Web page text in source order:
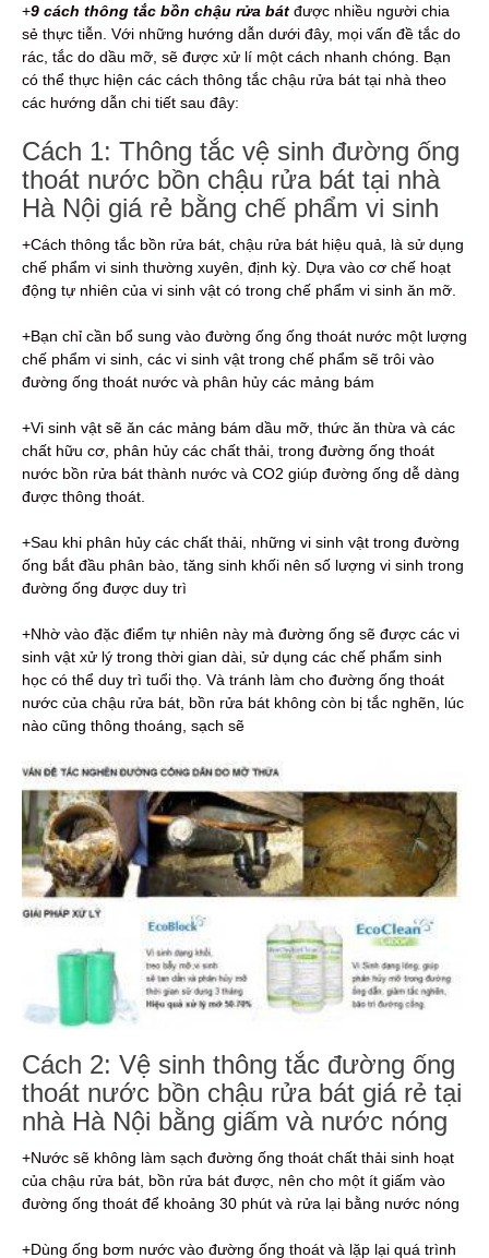
+9 cách thông tắc bồn chậu rửa bát được nhiều người chia
sẻ thực tiễn. Với những hướng dẫn dưới đây, mọi vấn đề tắc do
rác, tắc do dầu mỡ, sẽ được xử lí một cách nhanh chóng. Bạn
có thể thực hiện các cách thông tắc chậu rửa bát tại nhà theo
các hướng dẫn chi tiết sau đây:
Cách 1: Thông tắc vệ sinh đường ống
thoát nước bồn chậu rửa bát tại nhà
Hà Nội giá rẻ bằng chế phẩm vi sinh
+Cách thông tắc bồn rửa bát, chậu rửa bát hiệu quả, là sử dụng
chế phẩm vi sinh thường xuyên, định kỳ. Dựa vào cơ chế hoạt
động tự nhiên của vi sinh vật có trong chế phẩm vi sinh ăn mỡ.
+Bạn chỉ cần bổ sung vào đường ống ống thoát nước một lượng
chế phẩm vi sinh, các vi sinh vật trong chế phẩm sẽ trôi vào
đường ống thoát nước và phân hủy các mảng bám
+Vi sinh vật sẽ ăn các mảng bám dầu mỡ, thức ăn thừa và các
chất hữu cơ, phân hủy các chất thải, trong đường ống thoát
nước bồn rửa bát thành nước và CO2 giúp đường ống dễ dàng
được thông thoát.
+Sau khi phân hủy các chất thải, những vi sinh vật trong đường
ống bắt đầu phân bào, tăng sinh khối nên số lượng vi sinh trong
đường ống được duy trì
+Nhờ vào đặc điểm tự nhiên này mà đường ống sẽ được các vi
sinh vật xử lý trong thời gian dài, sử dụng các chế phẩm sinh
học có thể duy trì tuổi thọ. Và tránh làm cho đường ống thoát
nước của chậu rửa bát, bồn rửa bát không còn bị tắc nghẽn, lúc
nào cũng thông thoáng, sạch sẽ
Cách 2: Vệ sinh thông tắc đường ống
thoát nước bồn chậu rửa bát giá rẻ tại
nhà Hà Nội bằng giấm và nước nóng
+Nước sẽ không làm sạch đường ống thoát chất thải sinh hoạt
của chậu rửa bát, bồn rửa bát được, nên cho một ít giấm vào
đường ống thoát để khoảng 30 phút và rửa lại bằng nước nóng
+Dùng ống bơm nước vào đường ống thoát và lặp lại quá trình